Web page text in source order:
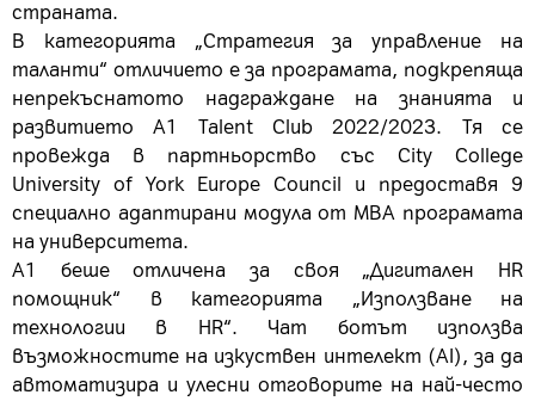
страната.
В категорията „Стратегия за управление на
таланти“ отличието е за програмата, подкрепяща
непрекъснатото надграждане на знанията и
развитието А1 Talent Club 2022/2023. Тя се
провежда в партньорство със City College
University of York Europe Council и предоставя 9
специално адаптирани модула от МВА програмата
на университета.
А1 беше отличена за своя „Дигитален HR
помощник“ в категорията „Използване на
технологии в HR“. Чат ботът използва
възможностите на изкуствен интелект (АI), за да
автоматизира и улесни отговорите на най-често